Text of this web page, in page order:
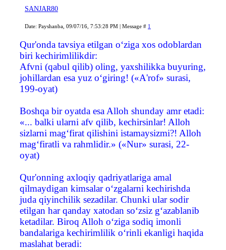
SANJAR80
Date: Payshanba, 09/07/16, 7:53:28 PM | Message # 1
Qur'onda tavsiya etilgan o‘ziga xos odoblardan
biri kechirimlilikdir:
Afvni (qabul qilib) oling, yaxshilikka buyuring,
johillardan esa yuz o‘giring! («A'rof» surasi,
199-oyat)
Boshqa bir oyatda esa Alloh shunday amr etadi:
«... balki ularni afv qilib, kechirsinlar! Alloh
sizlarni mag‘firat qilishini istamaysizmi?! Alloh
mag‘firatli va rahmlidir.» («Nur» surasi, 22-
oyat)
Qur'onning axloqiy qadriyatlariga amal
qilmaydigan kimsalar o‘zgalarni kechirishda
juda qiyinchilik sezadilar. Chunki ular sodir
etilgan har qanday xatodan so‘zsiz g‘azablanib
ketadilar. Biroq Alloh o‘ziga sodiq imonli
bandalariga kechirimlilik o‘rinli ekanligi haqida
maslahat beradi: